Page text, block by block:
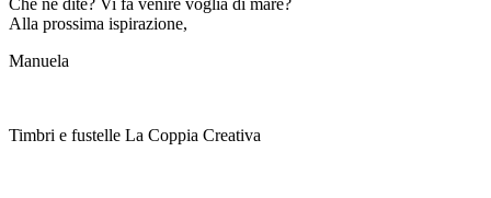
Alla prossima ispirazione,
Manuela
Timbri e fustelle La Coppia Creativa